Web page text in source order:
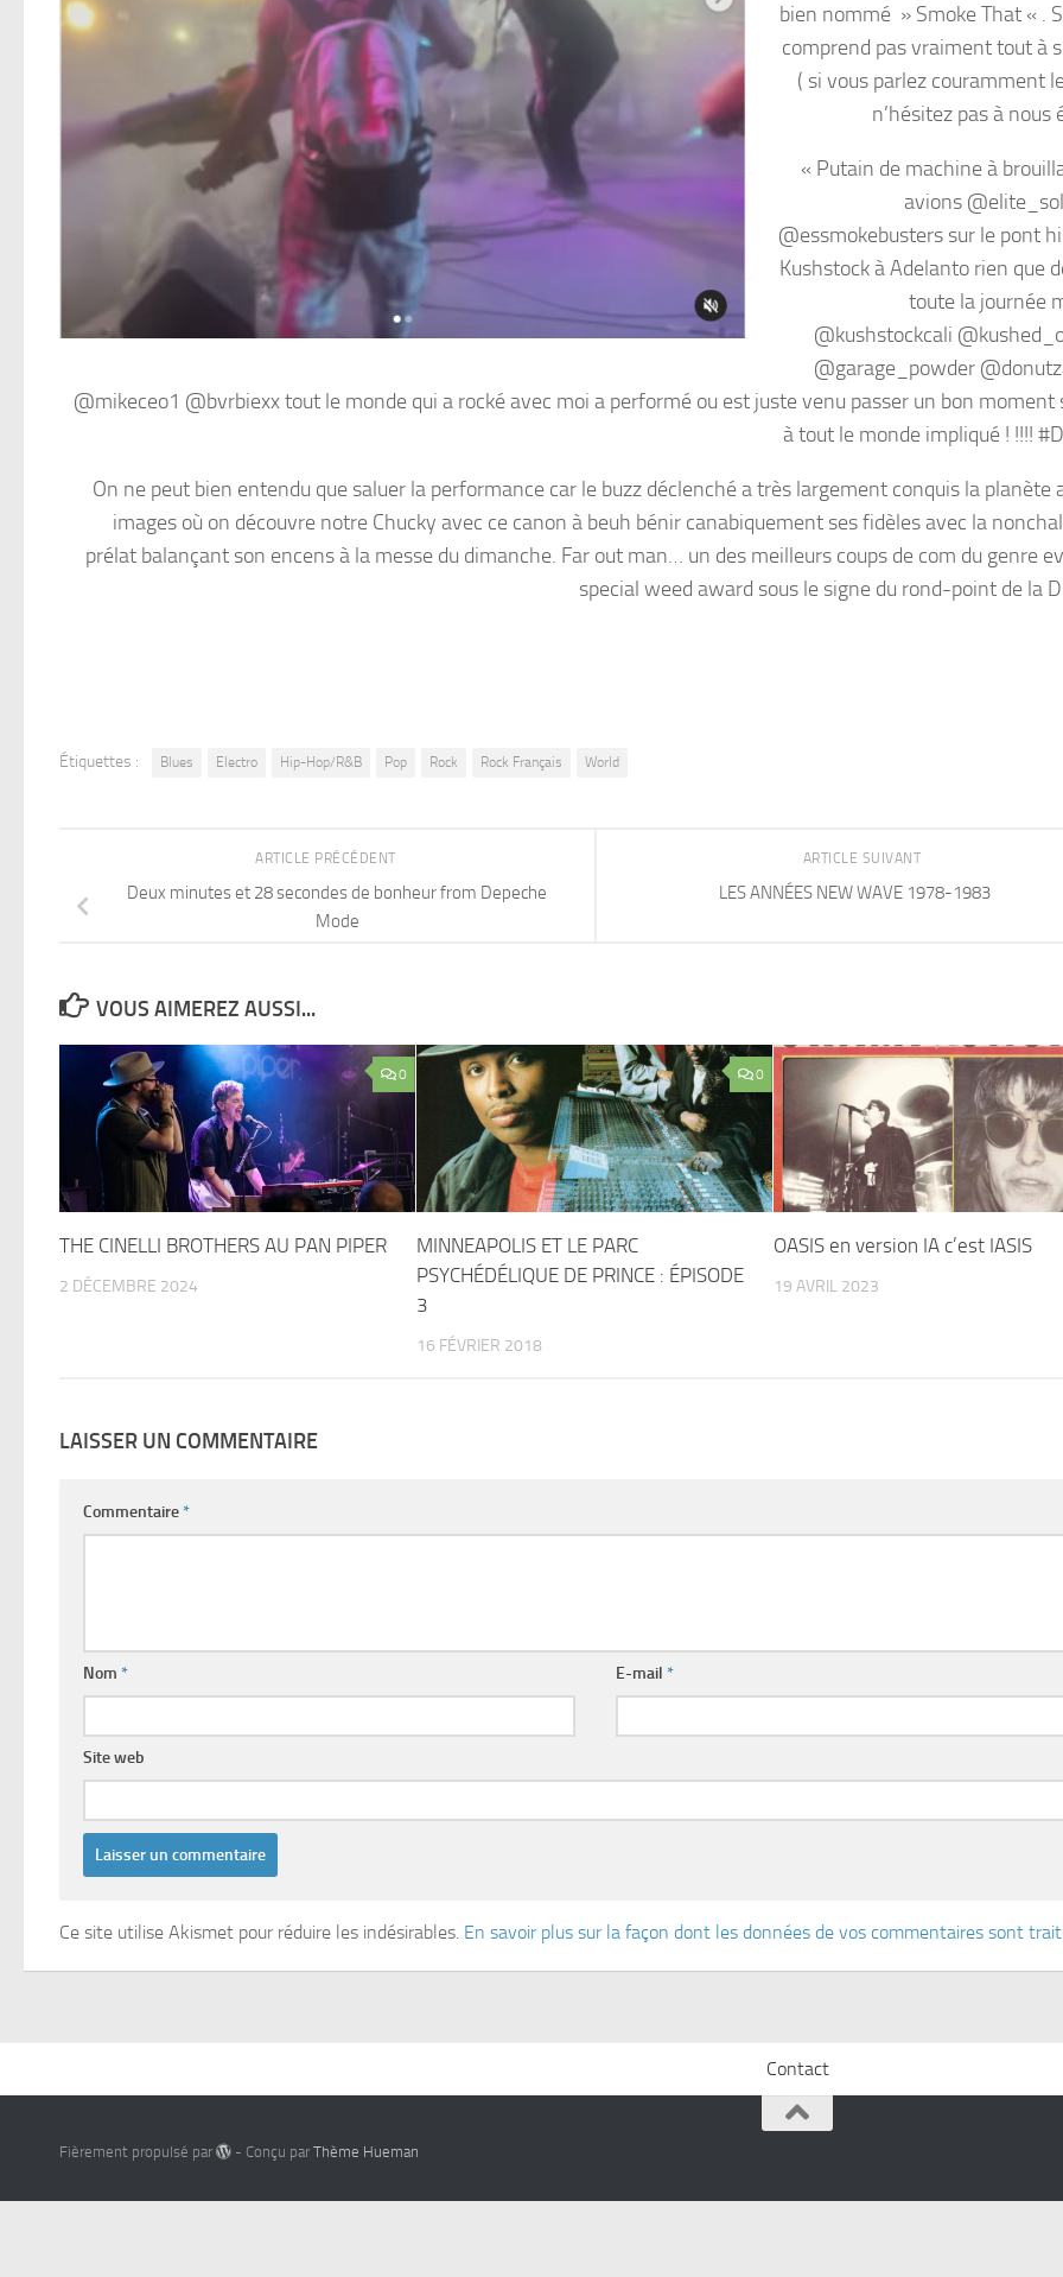
bien nommé » Smoke That « .
comprend pas vraiment tout à
( si vous parlez couramment
n’hésitez pas à nous
« Putain de machine à
avions
@essmokebusters sur le pont
Kushstock à Adelanto rien que
toute la journée
@kushstockcali
@garage_powder
@mikeceo1 @bvrbiexx tout le monde qui a rocké avec moi a performé ou est juste venu passer un bon moment
à tout le monde impliqué ! !!!!
On ne peut bien entendu que saluer la performance car le buzz déclenché a très largement conquis la planète
images où on découvre notre Chucky avec ce canon à beuh bénir canabiquement ses fidèles avec la
prélat balançant son encens à la messe du dimanche. Far out man… un des meilleurs coups de com du genre
special weed award sous le signe du rond-point de la
Étiquettes : Blues Electro Hip-Hop/R&B Pop Rock Rock Français World
ARTICLE SUIVANT
LES ANNÉES NEW WAVE 1978-1983
ARTICLE PRÉCÉDENT
Deux minutes et 28 secondes de bonheur from Depeche
Mode
VOUS AIMEREZ AUSSI...
0
THE CINELLI BROTHERS AU PAN PIPER
2 DÉCEMBRE 2024
0
MINNEAPOLIS ET LE PARC
PSYCHÉDÉLIQUE DE PRINCE : ÉPISODE
3
16 FÉVRIER 2018
OASIS en version IA c’est IASIS
19 AVRIL 2023
LAISSER UN COMMENTAIRE
Commentaire*
Nom * E-mail*
Site web
Ce site utilise Akismet pour réduire les indésirables. En savoir plus sur la façon dont les données de vos commentaires sont
Contact
Fièrement propulsé par - Conçu parThème Hueman